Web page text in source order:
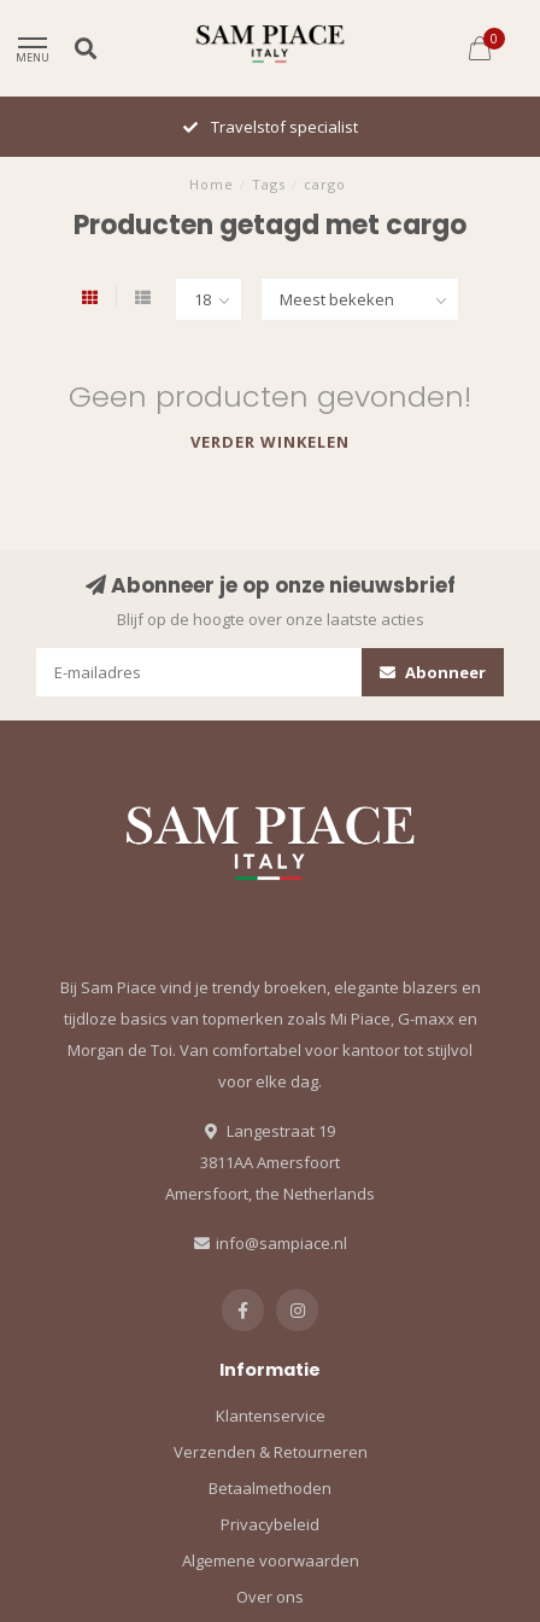
MENU
0
Travelstof specialist
Home Tags cargo
Producten getagd met cargo
Geen producten gevonden!
VERDER WINKELEN
Abonneer je op onze nieuwsbrief
Blijf op de hoogte over onze laatste acties
Abonneer
Bij Sam Piace vind je trendy broeken, elegante blazers en
tijdloze basics van topmerken zoals Mi Piace, G-maxx en
Morgan de Toi. Van comfortabel voor kantoor tot stijlvol
voor elke dag.
Langestraat 19
3811AA Amersfoort
Amersfoort, the Netherlands
info@sampiace.nl
Informatie
Klantenservice
Verzenden & Retourneren
Betaalmethoden
Privacybeleid
Algemene voorwaarden
Over ons